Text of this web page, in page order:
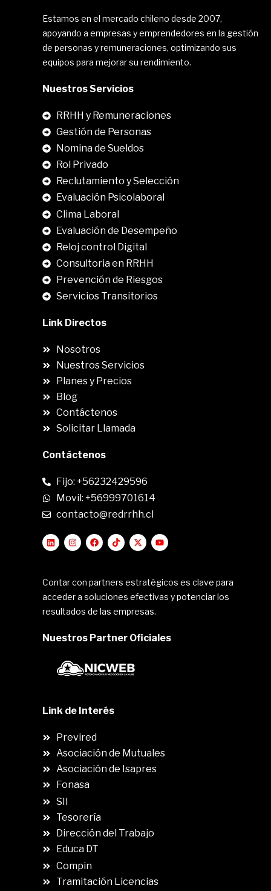
Estamos en el mercado chileno desde 2007,
apoyando a empresas y emprendedores en la gestión
de personas y remuneraciones, optimizando sus
equipos para mejorar su rendimiento.
Nuestros Servicios
RRHH y Remuneraciones
Gestión de Personas
Nomina de Sueldos
Rol Privado
Reclutamiento y Selección
Evaluación Psicolaboral
Clima Laboral
Evaluación de Desempeño
Reloj control Digital
Consultoria en RRHH
Prevención de Riesgos
Servicios Transitorios
Link Directos
Nosotros
Nuestros Servicios
Planes y Precios
Blog
Contáctenos
Solicitar Llamada
Contáctenos
Fijo: +56232429596
Movil: +56999701614
contacto@redrrhh.cl
Contar con partners estratégicos es clave para
acceder a soluciones efectivas y potenciar los
resultados de las empresas.
Nuestros Partner Oficiales
Link de Interés
Previred
Asociación de Mutuales
Asociación de Isapres
Fonasa
SII
Tesorería
Dirección del Trabajo
Educa DT
Compin
Tramitación Licencias